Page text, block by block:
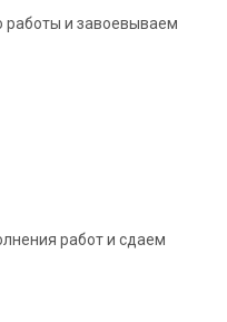
работы и завоевываем
работ и сдаем